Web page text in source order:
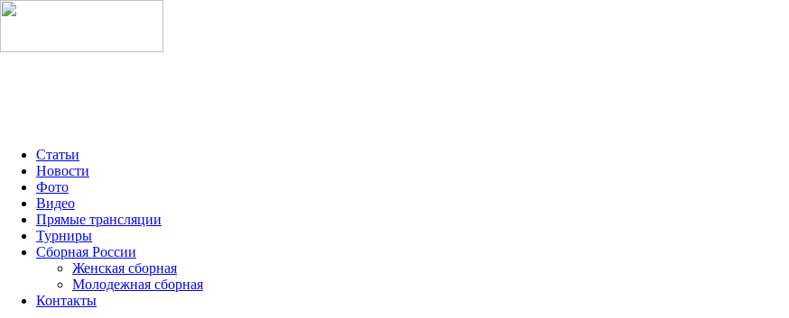
Статьи
Новости
Фото
Видео
Прямые трансляции
Турниры
Сборная России
Женская сборная
Молодежная сборная
Контакты